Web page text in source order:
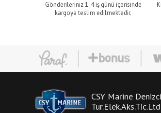
Gönderileriniz 1-4 iş günü içerisinde
kargoya teslim edilmektedir.
CSY Marine